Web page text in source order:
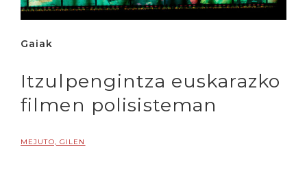
Gaiak
Itzulpengintza euskarazko
filmen polisisteman
MEJUTO, GILEN